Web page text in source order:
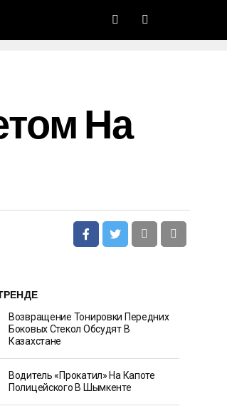
На
Возвращение Тонировки Передних
Боковых Стекол Обсудят В
Казахстане
Водитель «прокатил» На Капоте
Полицейского В Шымкенте